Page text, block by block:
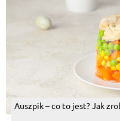
Auszpik – co to jest? Jak